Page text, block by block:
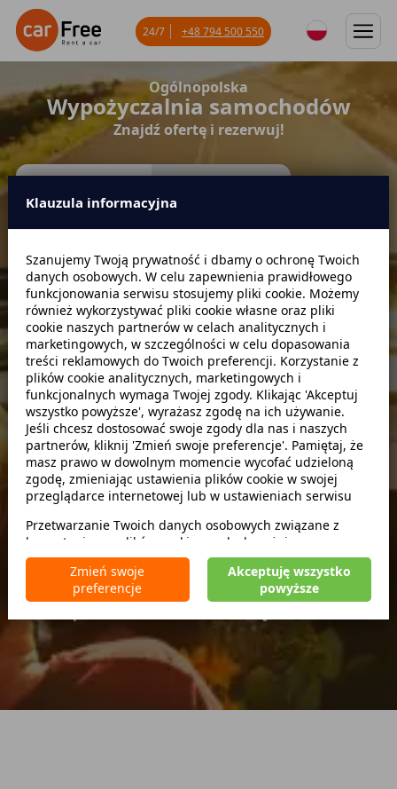
Ogólnopolska
Wypożyczalnia samochodów
Znajdź ofertę i rezerwuj!
Miejsce odbioru
Data odbioru Godzina
Data zwrotu Godzina
Szukaj
zwróć w innym miejscu
Brak kaucji
Brak limitu kilometrów
24/7 +48 794 500 550
Klauzula informacyjna
Szanujemy Twoją prywatność i dbamy o ochronę Twoich
danych osobowych. W celu zapewnienia prawidłowego
funkcjonowania serwisu stosujemy pliki cookie. Możemy
również wykorzystywać pliki cookie własne oraz pliki
cookie naszych partnerów w celach analitycznych i
marketingowych, w szczególności w celu dopasowania
treści reklamowych do Twoich preferencji. Korzystanie z
plików cookie analitycznych, marketingowych i
funkcjonalnych wymaga Twojej zgody. Klikając 'Akceptuj
wszystko powyższe', wyrażasz zgodę na ich używanie.
Jeśli chcesz dostosować swoje zgody dla nas i naszych
partnerów, kliknij 'Zmień swoje preferencje'. Pamiętaj, że
masz prawo w dowolnym momencie wycofać udzieloną
zgodę, zmieniając ustawienia plików cookie w swojej
przeglądarce internetowej lub w ustawieniach serwisu
Przetwarzanie Twoich danych osobowych związane z
korzystaniem z plików cookie w celach wyżej
wymienionych jest prowadzone przez CarFree sp. z o.o. z
siedzibą w Warszawie (02-677), ul. Cybernetyki 5,
będącego administratorem danych. W niektórych
nasi partnerzy. Szczegółowe informacje na temat
korzystania przez nas i naszych partnerów z plików cookie
oraz przetwarzania Twoich danych osobowych, w tym
dotyczące Twoich uprawnień, zawarte są w naszej
Polityce prywatności.
Zmień swoje
preferencje
Akceptuję wszystko
powyższe